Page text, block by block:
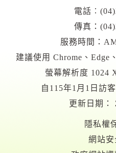
電話︰
傳真：
服務時間：
建議使用 Chrome、Edge
螢幕解析度 1024
自115年1月1日訪客
更新日期：
隱私權
網站安